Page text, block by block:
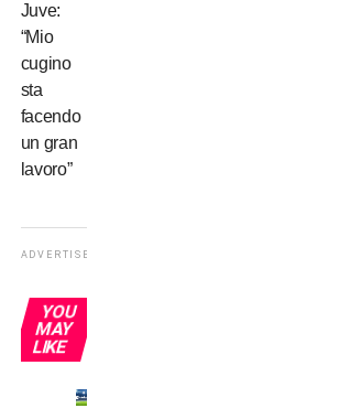
Juve:
“Mio
cugino
sta
facendo
un gran
lavoro”
ADVERTISEMENT
YOU
MAY
LIKE